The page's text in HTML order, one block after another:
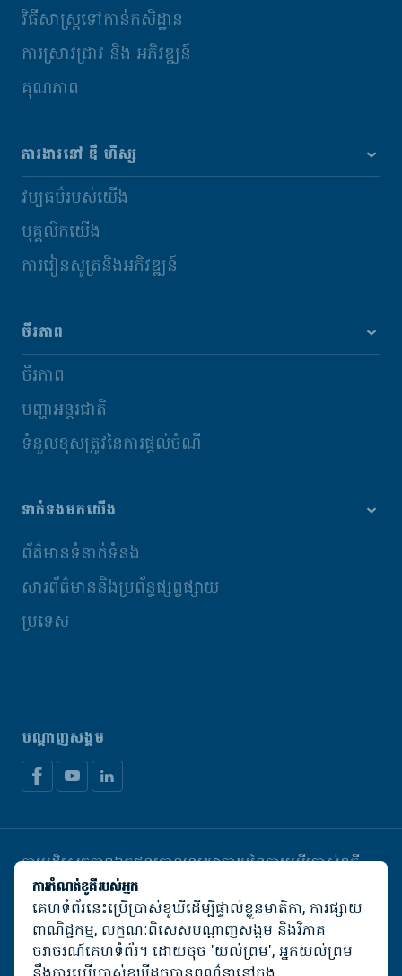
វិធីសាស្រ្តទៅកាន់កសិដ្ឋាន
ការស្រាវជ្រាវ និង​ អភិវឌ្ឍន៍
គុណភាព
ការងារនៅ ឌឹ ហឺស្ស
វប្បធម៌របស់យើង
បុគ្គលិកយើង
ការរៀនសូត្រនិងអភិវឌ្ឍន៍
ចីរភាព
ចីរភាព
បញ្ហាអន្តរជាតិ
ទំនួលខុសត្រូវនៃការផ្តល់ចំណី
ទាក់ទងមកយើង
ព័ត៌មានទំនាក់ទំនង
សារព័ត៌មាននិងប្រព័ន្ធផ្សព្វផ្សាយ
ប្រទេស
បណ្តាញសង្គម
ការបដិសេធភាពឯកជនគោលនយោបាយនៃការប្រើប្រាស់ខូគី
គ្រប់គ្រងខូឃី
© De Heus Animal Nutrition
ការកំណត់ខូគីរបស់អ្នក
គេហទំព័រនេះប្រើប្រាស់ខូឃីដើម្បីផ្ទាល់ខ្លួនមាតិកា, ការផ្សាយ
ពាណិជ្ជកម្ម, លក្ខណៈពិសេសបណ្តាញសង្គម និងវិភាគ
ចរាចរណ៍គេហទំព័រ។ ដោយចុច 'យល់ព្រម', អ្នកយល់ព្រម